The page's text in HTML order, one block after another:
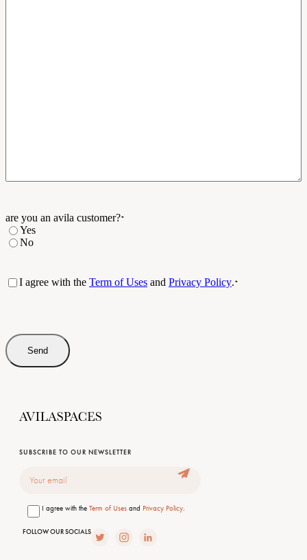
are you an avila customer?*
Yes
No
Consentimento *
I agree with the Term of Uses and Privacy Policy.*
SUBSCRIBE TO OUR NEWSLETTER
Consentimento
I agree with the Term of Uses and Privacy Policy.
FOLLOW OUR SOCIALS